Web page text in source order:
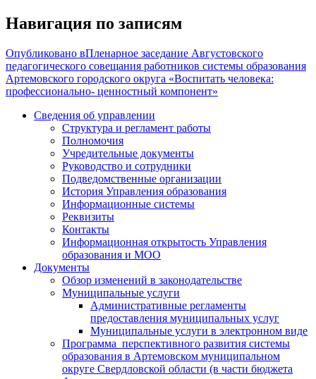
Навигация по записям
Опубликовано вПленарное заседание Августовского
педагогического совещания работников системы образования
Артемовского городского округа «Воспитать человека:
профессионально- ценностный компонент»
Сведения об управлении
Структура и регламент работы
Полномочия
Учредительные документы
Руководство и сотрудники
Подведомственные организации
История Управления образования
Информационные системы
Реквизиты
Контакты
Информационная открытость Управления
образования и МОО
Документы
Обзор изменений в законодательстве
Муниципальные услуги
Административные регламенты
предоставления муниципальных услуг
Муниципальные услуги в электронном виде
Программа перспективного развития системы
образования в Артемовском муниципальном
округе Свердловской области (в части бюджета